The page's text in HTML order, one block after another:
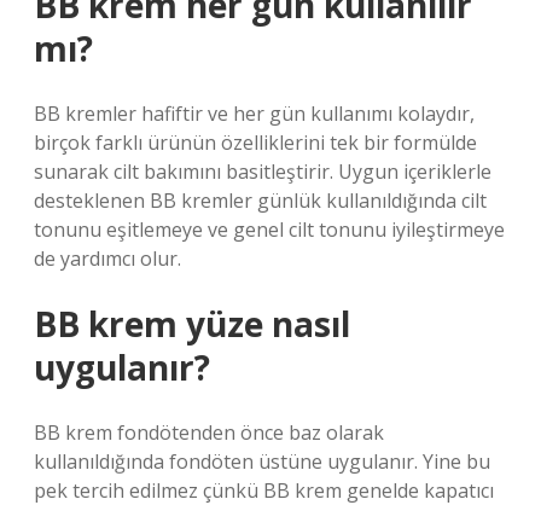
mı?
BB kremler hafiftir ve her gün kullanımı kolaydır,
birçok farklı ürünün özelliklerini tek bir formülde
sunarak cilt bakımını basitleştirir. Uygun içeriklerle
desteklenen BB kremler günlük kullanıldığında cilt
tonunu eşitlemeye ve genel cilt tonunu iyileştirmeye
de yardımcı olur.
BB krem yüze nasıl
uygulanır?
BB krem ​​fondötenden önce baz olarak
kullanıldığında fondöten üstüne uygulanır. Yine bu
pek tercih edilmez çünkü BB krem ​​genelde kapatıcı